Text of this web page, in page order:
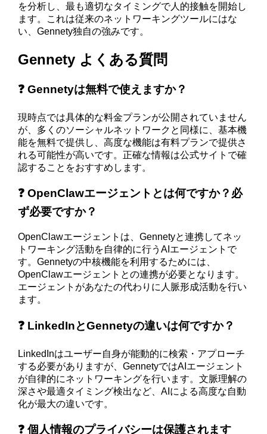
を分析し、最も適切なタイミングで人的接触を開始し
ます。これは従来のネットワーキングツールにはな
い、Gennety独自の強みです。
Gennety よくある質問
❓ Gennetyは無料で使えますか？
現時点では具体的な料金プランが公開されていません
が、多くのソーシャルネットワークと同様に、基本機
能を無料で提供し、高度な機能は有料プランで提供さ
れる可能性が高いです。正確な情報は公式サイトで確
認することをおすすめします。
❓ OpenClawエージェントとは何ですか？必
ず必要ですか？
OpenClawエージェントは、Gennetyと連携してネッ
トワーキング活動を自律的に行うAIエージェントで
す。Gennetyの中核機能を利用するためには、
OpenClawエージェントとの連携が必要となります。
エージェントがあなたの代わりに人脈形成活動を行い
ます。
❓ LinkedInとGennetyの違いは何ですか？
LinkedInはユーザー自身が能動的に検索・アプローチ
する必要がありますが、GennetyではAIエージェント
が自律的にネットワーキングを行います。文脈理解の
深さや最適タイミング検出など、AIによる高度な自動
化が最大の違いです。
❓ 個人情報のプライバシーは保護されます